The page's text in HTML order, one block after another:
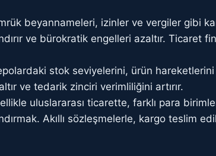
beyannameleri, izinler ve vergiler gibi
ve bürokratik engelleri azaltır.
stok seviyelerini, ürün
ve tedarik zinciri verimliliğini artırır.
uluslararası ticarette, farklı para
Akıllı sözleşmelerle, kargo teslim